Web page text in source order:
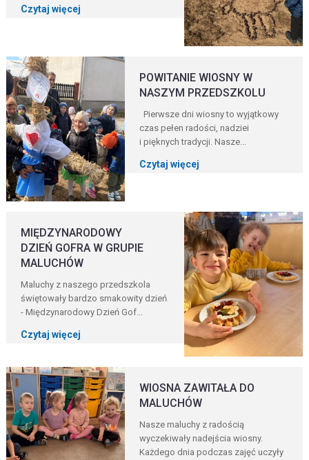
Czytaj więcej
POWITANIE WIOSNY W
NASZYM PRZEDSZKOLU
Pierwsze dni wiosny to wyjątkowy
czas pełen radości, nadziei
i pięknych tradycji. Nasze...
Czytaj więcej
MIĘDZYNARODOWY
DZIEŃ GOFRA W GRUPIE
MALUCHÓW
Maluchy z naszego przedszkola
świętowały bardzo smakowity dzień
- Międzynarodowy Dzień Gof...
Czytaj więcej
WIOSNA ZAWITAŁA DO
MALUCHÓW
Nasze maluchy z radością
wyczekiwały nadejścia wiosny.
Każdego dnia podczas zajęć uczyły